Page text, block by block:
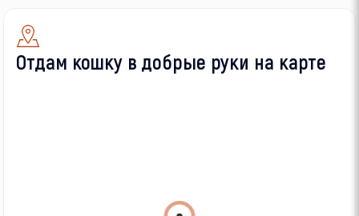
Отдам кошку в добрые руки на карте